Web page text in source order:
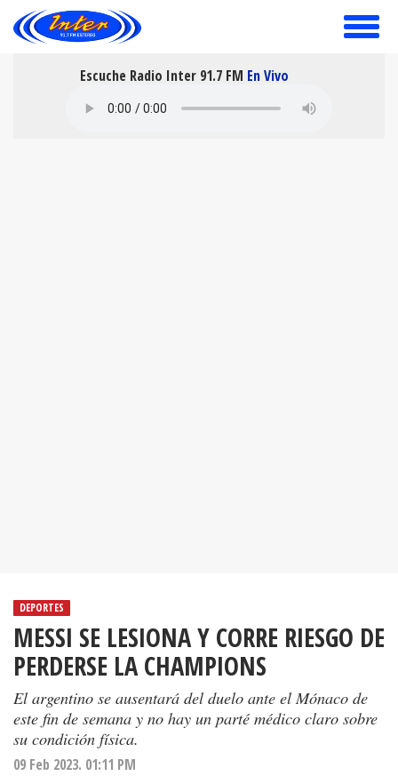
toggle
Escuche Radio Inter 91.7 FM En Vivo
DEPORTES
MESSI SE LESIONA Y CORRE RIESGO DE
PERDERSE LA CHAMPIONS
El argentino se ausentará del duelo ante el Mónaco de
este fin de semana y no hay un parté médico claro sobre
su condición física.
09 Feb 2023. 01:11 PM